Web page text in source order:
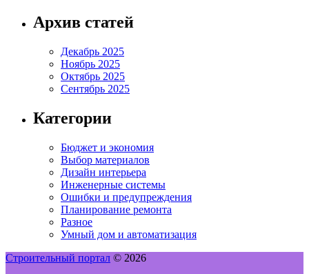
Архив статей
Декабрь 2025
Ноябрь 2025
Октябрь 2025
Сентябрь 2025
Категории
Бюджет и экономия
Выбор материалов
Дизайн интерьера
Инженерные системы
Ошибки и предупреждения
Планирование ремонта
Разное
Умный дом и автоматизация
Строительный портал © 2026